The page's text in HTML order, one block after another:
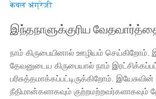
केवल अंग्रेज़ी
இந்தநாளுக்குரிய
நாம் கிருபையினால் ஊழியம் செய்கிறோம்.
தேவனுடைய கிருபையால் நாம்
பரிசுத்தமாக்கப்பட்டிருக்கிறோம்.
நீதிமான்களாகவும் குற்றமற்றவர்களாகவும்